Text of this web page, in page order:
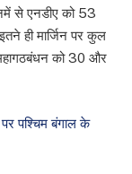
से एनडीए को 53
ही मार्जिन पर कुल
को 30 और
पर पश्चिम बंगाल के